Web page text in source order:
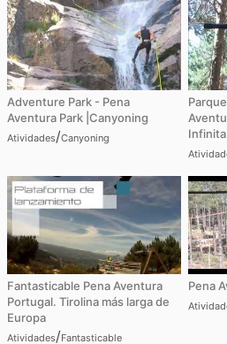
Adventure Park - Pena
Aventura Park |Canyoning
Atividades/Canyoning
Fantasticable Pena Aventura
Portugal. Tirolina más larga de
Europa
Atividades/Fantasticable
Pena